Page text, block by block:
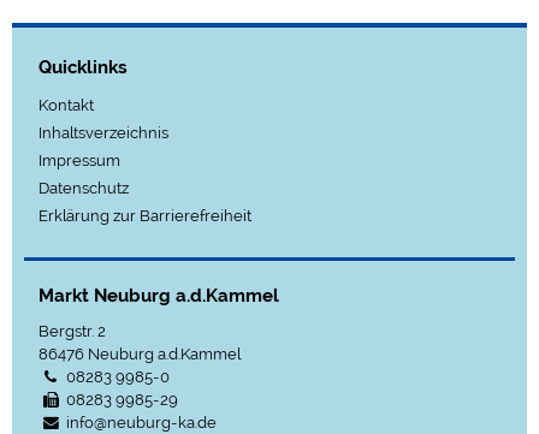
Quicklinks
Kontakt
Inhaltsverzeichnis
Impressum
Datenschutz
Erklärung zur Barrierefreiheit
Markt Neuburg a.d.Kammel
Bergstr. 2
86476 Neuburg a.d.Kammel
08283 9985-0
08283 9985-29
info@neuburg-ka.de